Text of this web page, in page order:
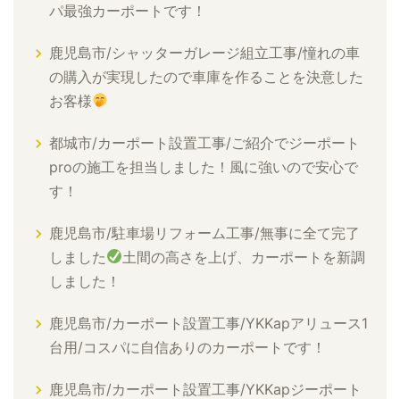
パ最強カーポートです！
鹿児島市/シャッターガレージ組立工事/憧れの車
の購入が実現したので車庫を作ることを決意した
お客様
都城市/カーポート設置工事/ご紹介でジーポート
proの施工を担当しました！風に強いので安心で
す！
鹿児島市/駐車場リフォーム工事/無事に全て完了
しました
土間の高さを上げ、カーポートを新調
しました！
鹿児島市/カーポート設置工事/YKKapアリュース1
台用/コスパに自信ありのカーポートです！
鹿児島市/カーポート設置工事/YKKapジーポート